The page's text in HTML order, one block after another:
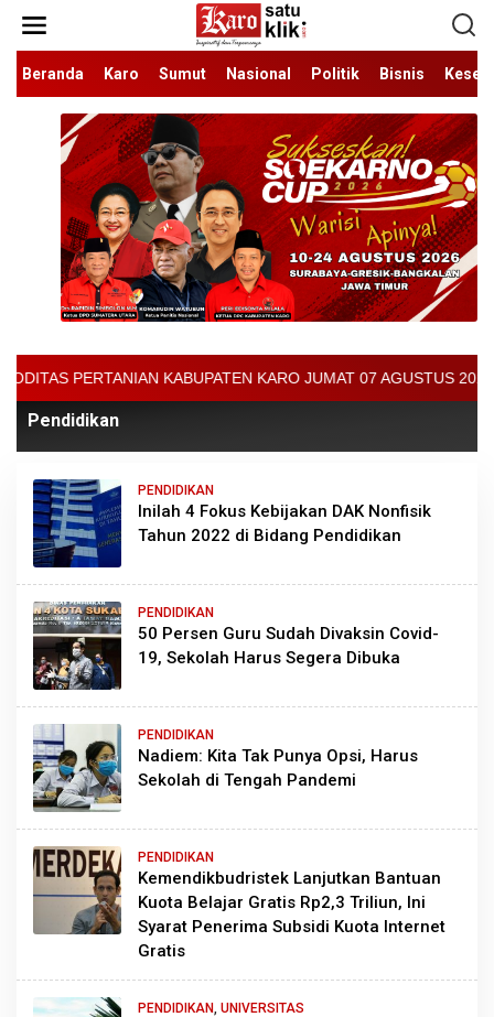
konten
Beranda
Karo Sumut Nasional Politik Bisnis
KABUPATEN KARO JUMAT 07 AGUSTUS 2026 - ARCIS
Pendidikan
PENDIDIKAN
Inilah 4 Fokus Kebijakan DAK Nonfisik
Tahun 2022 di Bidang Pendidikan
PENDIDIKAN
50 Persen Guru Sudah Divaksin Covid-
19, Sekolah Harus Segera Dibuka
PENDIDIKAN
Nadiem: Kita Tak Punya Opsi, Harus
Sekolah di Tengah Pandemi
PENDIDIKAN
Kemendikbudristek Lanjutkan Bantuan
Kuota Belajar Gratis Rp2,3 Triliun, Ini
Syarat Penerima Subsidi Kuota Internet
Gratis
PENDIDIKAN UNIVERSITAS